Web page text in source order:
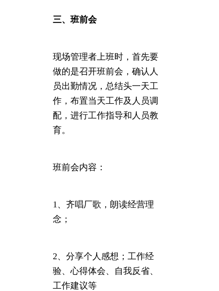
三、班前会
现场管理者上班时，首先要
做的是召开班前会，确认人
员出勤情况，总结头一天工
作，布置当天工作及人员调
配，进行工作指导和人员教
育。
班前会内容：
1、齐唱厂歌，朗读经营理
念；
2、分享个人感想；工作经
验、心得体会、自我反省、
工作建议等